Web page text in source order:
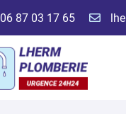
06 87 03 17 65